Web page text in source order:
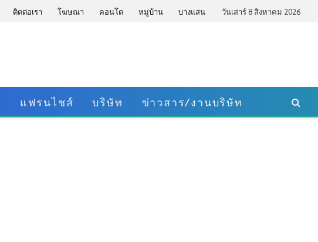
ติดต่อเรา โฆษณา คอนโด หมู่บ้าน บางแสน วันเสาร์ 8 สิงหาคม 2026
แฟรนไชส์ บริษัท ข่าวสาร/งานบริษัท